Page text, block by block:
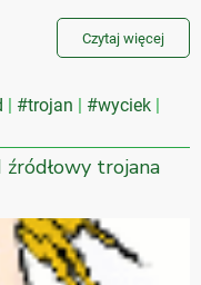
Czytaj więcej
#trojan
#wyciek
trojana